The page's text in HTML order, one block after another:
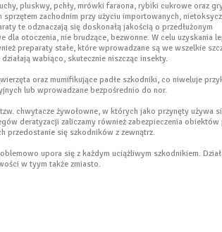
pluskwy, pchły, mrówki faraona, rybiki cukrowe oraz
sprzętem zachodnim przy użyciu importowanych,
te odznaczają się doskonałą jakością o przedłużonym
dla otoczenia, nie brudzące, bezwonne. W celu uzyskania
preparaty stałe, które wprowadzane są we wszelkie
wabiąco, skutecznie niszcząc insekty.
oraz mumifikujące padłe szkodniki, co niweluje
lub wprowadzane bezpośrednio do nor.
chwytacze żywołowne, w których jako przynęty używa
deratyzacji zaliczamy również zabezpieczenia obiektów
przedostanie się szkodników z zewnątrz.
upora się z każdym uciążliwym szkodnikiem.
w tyym także zmiasto.